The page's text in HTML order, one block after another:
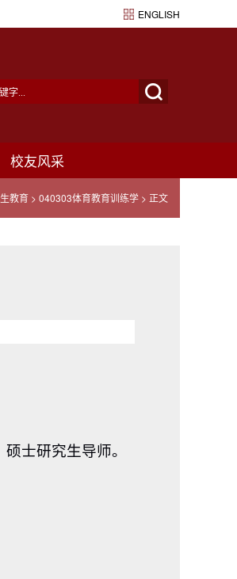
ENGLISH
校友风采
教育 > 040303体育教育训练学 > 正文
士研究生导师。